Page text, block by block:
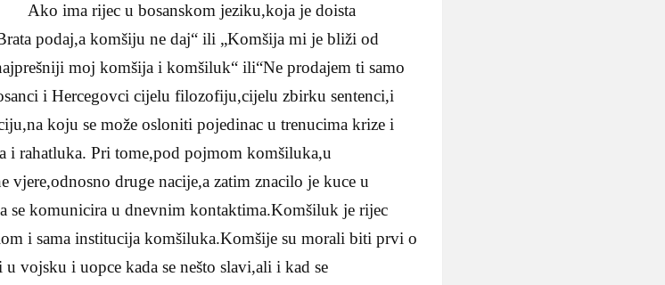
Ako ima rijec u bosanskom jeziku,koja je doista
podaj,a komšiju ne daj“ ili „Komšija mi je bliži od
moj komšija i komšiluk“ ili“Ne prodajem ti samo
i Hercegovci cijelu filozofiju,cijelu zbirku sentenci,i
koju se može osloniti pojedinac u trenucima krize i
i rahatluka.Pri tome,pod pojmom komšiluka,u
vjere,odnosno druge nacije,a zatim znacilo je kuce u
komunicira u dnevnim kontaktima.Komšiluk je rijec
i sama institucija komšiluka.Komšije su morali biti prvi o
vojsku i uopce kada se nešto slavi,ali i kad se